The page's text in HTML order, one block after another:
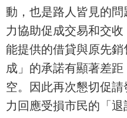
動，也是路人皆見的
力協助促成交易和交
能提供的借貸與原先
成」的承諾有顯著差
空。因此再次懇切促
力回應受損市民的「退